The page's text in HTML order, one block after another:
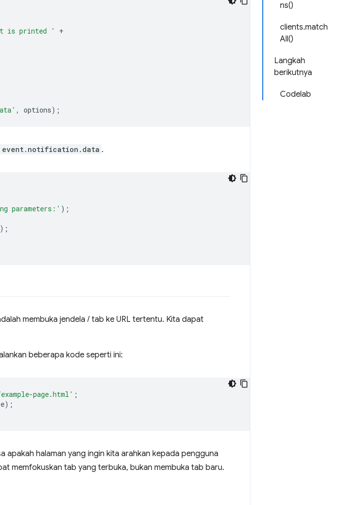
ns()
clients.match
All()
Langkah
berikutnya
Codelab
is printed '
+
, options);
event.notification.data .
parameters:' );
);
membuka jendela / tab ke URL tertentu. Kita dapat
beberapa kode seperti ini:
page.html' ;
);
apakah halaman yang ingin kita arahkan kepada pengguna
memfokuskan tab yang terbuka, bukan membuka tab baru.